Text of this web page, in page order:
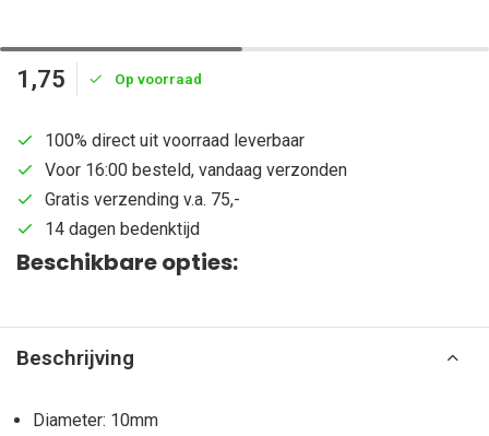
1,75 Op voorraad
100% direct uit voorraad leverbaar
Voor 16:00 besteld, vandaag verzonden
Gratis verzending v.a. 75,-
14 dagen bedenktijd
Beschikbare opties:
Beschrijving
Diameter: 10mm